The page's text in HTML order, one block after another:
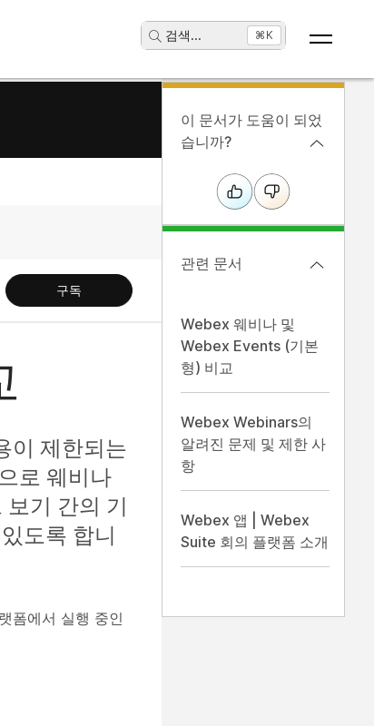
검색... ⌘K
구독
이 제한되는
로 웨비나
기 간의 기
도록 합니
폼에서 실행 중인
이 문서가 도움이 되었
습니까?
관련 문서
Webex 웨비나 및
Webex Events (기본
형) 비교
Webex Webinars의
알려진 문제 및 제한 사
항
Webex 앱 | Webex
Suite 회의 플랫폼 소개